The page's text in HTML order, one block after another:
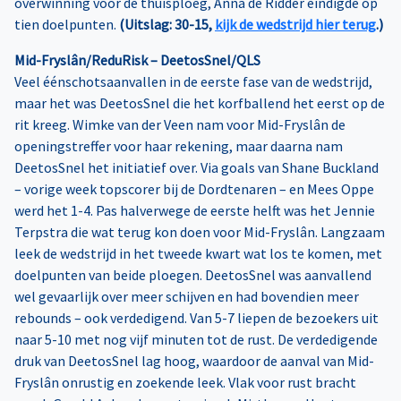
tien doelpunten. (Uitslag: 30-15, kijk de wedstrijd hier terug.)
Mid-Fryslân/ReduRisk – DeetosSnel/QLS
Veel éénschotsaanvallen in de eerste fase van de wedstrijd,
maar het was DeetosSnel die het korfballend het eerst op de
rit kreeg. Wimke van der Veen nam voor Mid-Fryslân de
openingstreffer voor haar rekening, maar daarna nam
DeetosSnel het initiatief over. Via goals van Shane Buckland
– vorige week topscorer bij de Dordtenaren – en Mees Oppe
werd het 1-4. Pas halverwege de eerste helft was het Jennie
Terpstra die wat terug kon doen voor Mid-Fryslân. Langzaam
leek de wedstrijd in het tweede kwart wat los te komen, met
doelpunten van beide ploegen. DeetosSnel was aanvallend
wel gevaarlijk over meer schijven en had bovendien meer
rebounds – ook verdedigend. Van 5-7 liepen de bezoekers uit
naar 5-10 met nog vijf minuten tot de rust. De verdedigende
druk van DeetosSnel lag hoog, waardoor de aanval van Mid-
Fryslân onrustig en zoekende leek. Vlak voor rust bracht